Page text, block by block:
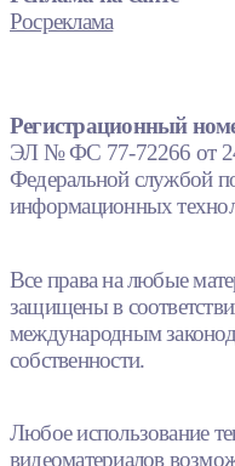
Росреклама
Регистрационный
ЭЛ № ФС 77-72266 от
Федеральной службой
информационных
Все права на любые
защищены в
международным
собственности.
Любое использование
видеоматериалов